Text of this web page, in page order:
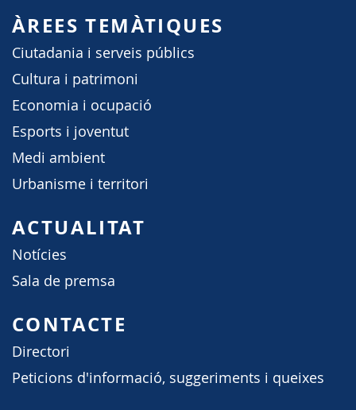
ÀREES TEMÀTIQUES
Ciutadania i serveis públics
Cultura i patrimoni
Economia i ocupació
Esports i joventut
Medi ambient
Urbanisme i territori
ACTUALITAT
Notícies
Sala de premsa
CONTACTE
Directori
Peticions d'informació, suggeriments i queixes